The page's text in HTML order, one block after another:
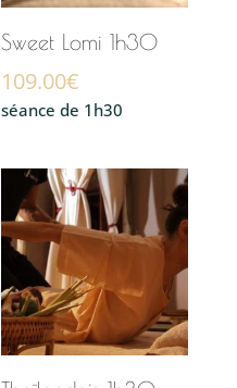
Sweet Lomi 1h30
109.00€
séance de 1h30